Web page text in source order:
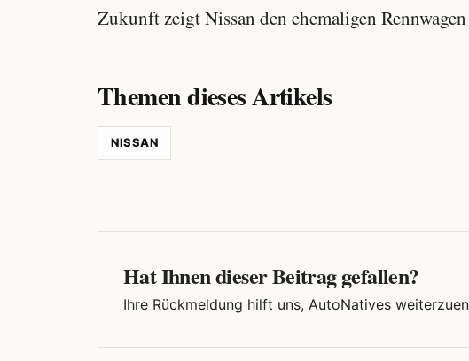
Zukunft zeigt Nissan den ehemaligen
Themen dieses Artikels
NISSAN
Hat Ihnen dieser Beitrag gefallen?
Ihre Rückmeldung hilft uns, AutoNatives